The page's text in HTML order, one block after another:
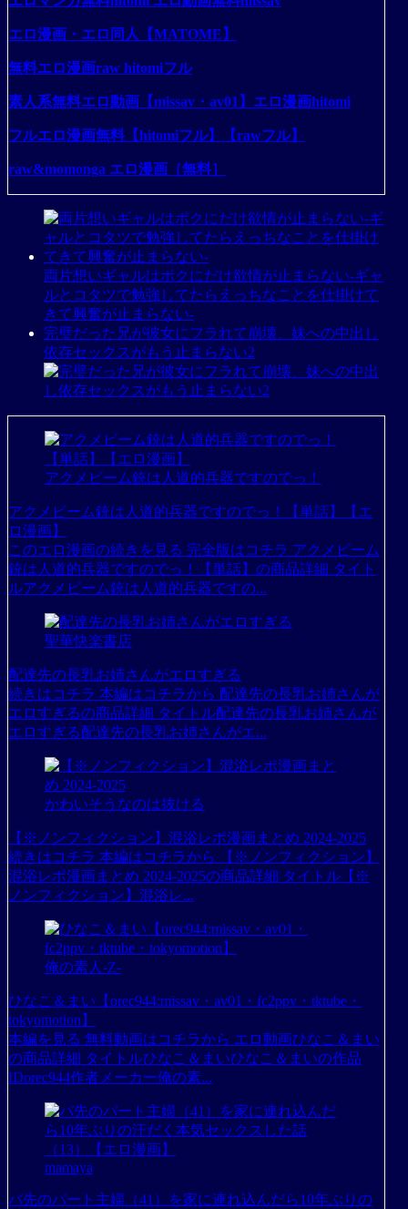
エロ漫画・エロ同人【MATOME】
無料エロ漫画raw hitomiフル
素人系無料エロ動画【missav・av01】エロ漫画hitomi
フルエロ漫画無料【hitomiフル】【rawフル】
raw&momonga エロ漫画［無料］
両片想いギャルはボクにだけ欲情が止まらない-ギャ
ルとコタツで勉強してたらえっちなことを仕掛けて
きて興奮が止まらない-
完璧だった兄が彼女にフラれて崩壊、妹への中出し
依存セックスがもう止まらない2
アクメビーム銃は人道的兵器ですのでっ！
アクメビーム銃は人道的兵器ですのでっ！【単話】【エ
ロ漫画】
このエロ漫画の続きを見る 完全版はコチラ アクメビーム
銃は人道的兵器ですのでっ！【単話】の商品詳細 タイト
ルアクメビーム銃は人道的兵器ですの...
聖華快楽書店
配達先の長乳お姉さんがエロすぎる
続きはコチラ 本編はコチラから 配達先の長乳お姉さんが
エロすぎるの商品詳細 タイトル配達先の長乳お姉さんが
エロすぎる配達先の長乳お姉さんがエ...
かわいそうなのは抜ける
【※ノンフィクション】混浴レポ漫画まとめ 2024-2025
続きはコチラ 本編はコチラから 【※ノンフィクション】
混浴レポ漫画まとめ 2024-2025の商品詳細 タイトル【※
ノンフィクション】混浴レ...
俺の素人-Z-
ひなこ＆まい【orec944:missav・av01・fc2ppv・tktube・
tokyomotion】
本編を見る 無料動画はコチラから エロ動画ひなこ＆まい
の商品詳細 タイトルひなこ＆まいひなこ＆まいの作品
IDorec944作者メーカー俺の素...
mamaya
バ先のパート主婦（41）を家に連れ込んだら10年ぶりの